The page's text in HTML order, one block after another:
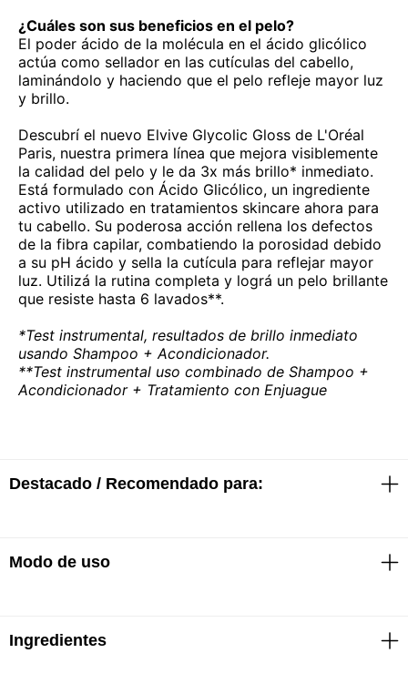
¿Cuáles son sus beneficios en el pelo?
El poder ácido de la molécula en el ácido glicólico
actúa como sellador en las cutículas del cabello,
laminándolo y haciendo que el pelo refleje mayor luz
y brillo.
Descubrí el nuevo Elvive Glycolic Gloss de L'Oréal
Paris, nuestra primera línea que mejora visiblemente
la calidad del pelo y le da 3x más brillo* inmediato.
Está formulado con Ácido Glicólico, un ingrediente
activo utilizado en tratamientos skincare ahora para
tu cabello. Su poderosa acción rellena los defectos
de la fibra capilar, combatiendo la porosidad debido
a su pH ácido y sella la cutícula para reflejar mayor
luz. Utilizá la rutina completa y lográ un pelo brillante
que resiste hasta 6 lavados**.
*Test instrumental, resultados de brillo inmediato
usando Shampoo + Acondicionador.
**Test instrumental uso combinado de Shampoo +
Acondicionador + Tratamiento con Enjuague
Destacado / Recomendado para:
· 3 veces más de brillo
· Combate los defectos de la fibra capilar y la
Modo de uso
· Aplicar sobre el cabello húmedo
Ingredientes